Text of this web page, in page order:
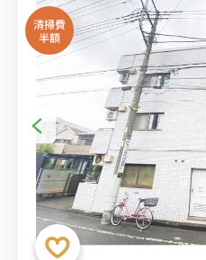
清掃費
半額